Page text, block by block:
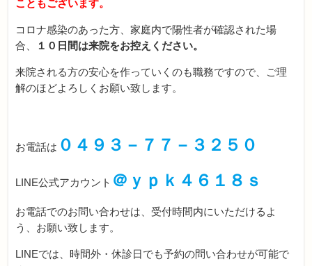
こともございます。
コロナ感染のあった方、家庭内で陽性者が確認された場
合、
１０日間は来院をお控えください。
来院される方の安心を作っていくのも職務ですので、ご理
解のほどよろしくお願い致します。
お電話は ０４９３－７７－３２５０
LINE公式アカウント ＠ｙｐｋ４６１８ｓ
お電話でのお問い合わせは、受付時間内にいただけるよ
う、お願い致します。
LINEでは、時間外・休診日でも予約の問い合わせが可能で